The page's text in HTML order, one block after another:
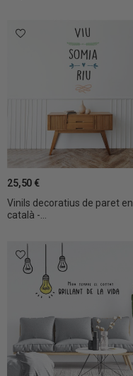
Vinils decoratius de paret en
català -...
25,50 €